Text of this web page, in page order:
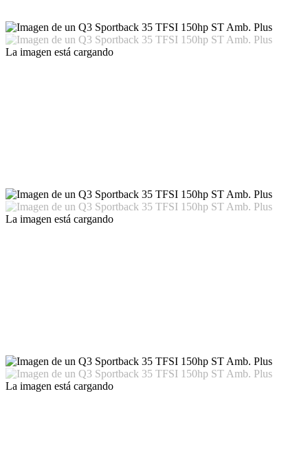
La imagen está cargando
La imagen está cargando
La imagen está cargando